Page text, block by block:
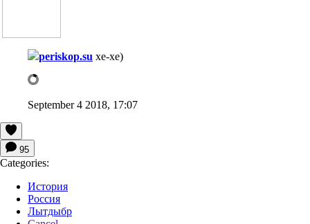
periskop.su хе-хе)
September 4 2018, 17:07
95
Categories:
История
Россия
Лытдыбр